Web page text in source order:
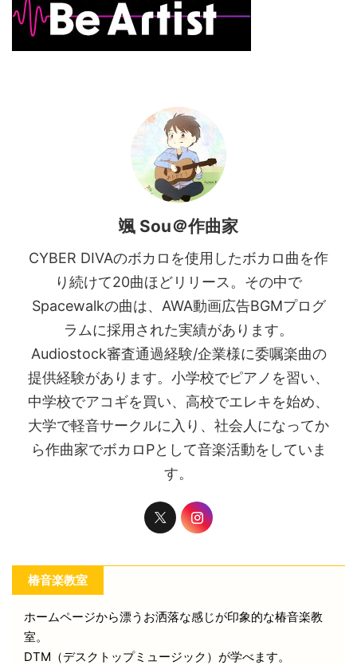
颯 Sou＠作曲家
CYBER DIVAのボカロを使用したボカロ曲を作
り続けて20曲ほどリリース。その中で
Spacewalkの曲は、AWA動画広告BGMプログ
ラムに採用された実績があります。
Audiostock審査通過経験/企業様に委嘱楽曲の
提供経験があります。小学校でピアノを習い、
中学校でアコギを買い、高校でエレキを始め、
大学で軽音サークルに入り、社会人になってか
ら作曲家でボカロPとして音楽活動をしていま
す。
椿音楽教室
ホームページから漂うお洒落な感じが印象的な椿音楽教
室。
DTM（デスクトップミュージック）が学べます。